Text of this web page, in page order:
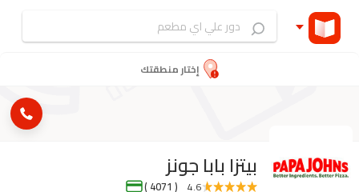
إختار منطقتك
بيتزا بابا جونز
4.6
( 4071 )